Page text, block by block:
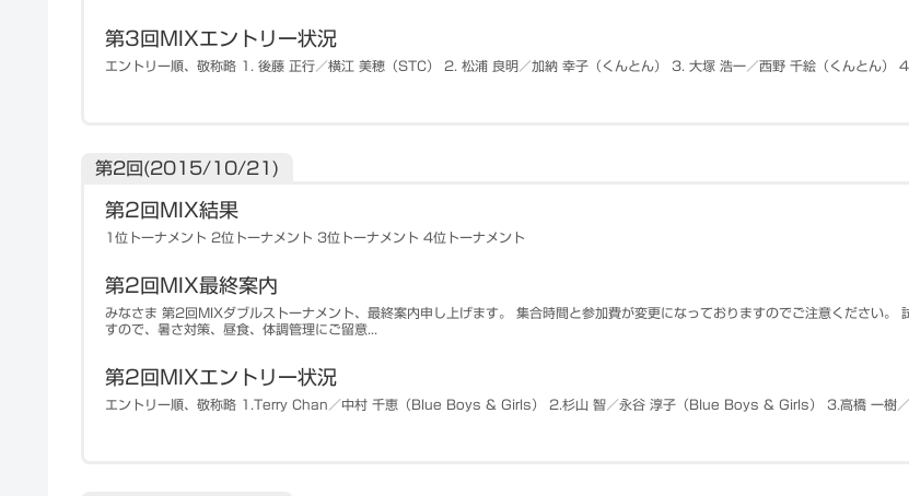
第3回MIXエントリー状況
エントリー順、敬称略 1. 後藤 正行／横江 美穂（STC） 2. 松浦 良明／加納 幸子（くんとん） 3. 大塚 浩一／西野 千絵（くんとん
第2回(2015/10/21)
第2回MIX結果
1位トーナメント 2位トーナメント 3位トーナメント 4位トーナメント
第2回MIX最終案内
みなさま 第2回MIXダブルストーナメント、最終案内申し上げます。 集合時間と参加費が変更になっておりますのでご注意ください
すので、暑さ対策、昼食、体調管理にご留意...
第2回MIXエントリー状況
エントリー順、敬称略 1.Terry Chan／中村 千恵（Blue Boys & Girls） 2.杉山 智／永谷 淳子（Blue Boys & Girls） 3.高橋 一樹